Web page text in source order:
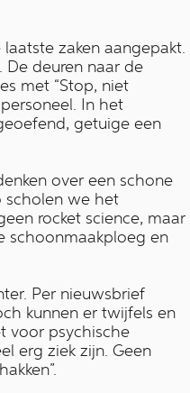
zaken aangepakt.
De deuren naar de
met “Stop, niet
In het
getuige een
over een schone
scholen we het
rocket science, maar
schoonmaakploeg en
Per nieuwsbrief
kunnen er twijfels en
voor psychische
erg ziek zijn. Geen